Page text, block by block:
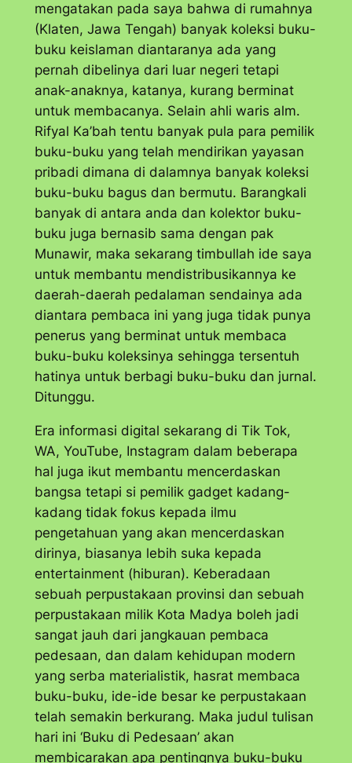
mengatakan pada saya bahwa di rumahnya
(Klaten, Jawa Tengah) banyak koleksi buku-
buku keislaman diantaranya ada yang
pernah dibelinya dari luar negeri tetapi
anak-anaknya, katanya, kurang berminat
untuk membacanya. Selain ahli waris alm.
Rifyal Ka’bah tentu banyak pula para pemilik
buku-buku yang telah mendirikan yayasan
pribadi dimana di dalamnya banyak koleksi
buku-buku bagus dan bermutu. Barangkali
banyak di antara anda dan kolektor buku-
buku juga bernasib sama dengan pak
Munawir, maka sekarang timbullah ide saya
untuk membantu mendistribusikannya ke
daerah-daerah pedalaman sendainya ada
diantara pembaca ini yang juga tidak punya
penerus yang berminat untuk membaca
buku-buku koleksinya sehingga tersentuh
hatinya untuk berbagi buku-buku dan jurnal.
Ditunggu.
Era informasi digital sekarang di Tik Tok,
WA, YouTube, Instagram dalam beberapa
hal juga ikut membantu mencerdaskan
bangsa tetapi si pemilik gadget kadang-
kadang tidak fokus kepada ilmu
pengetahuan yang akan mencerdaskan
dirinya, biasanya lebih suka kepada
entertainment(hiburan). Keberadaan
sebuah perpustakaan provinsi dan sebuah
perpustakaan milik Kota Madya boleh jadi
sangat jauh dari jangkauan pembaca
pedesaan, dan dalam kehidupan modern
yang serba materialistik, hasrat membaca
buku-buku, ide-ide besar ke perpustakaan
telah semakin berkurang. Maka judul tulisan
hari ini ‘Buku di Pedesaan’ akan
membicarakan apa pentingnya buku-buku